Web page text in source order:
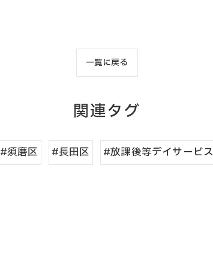
一覧に戻る
関連タグ
#須磨区 #長田区 #放課後等デイサービス